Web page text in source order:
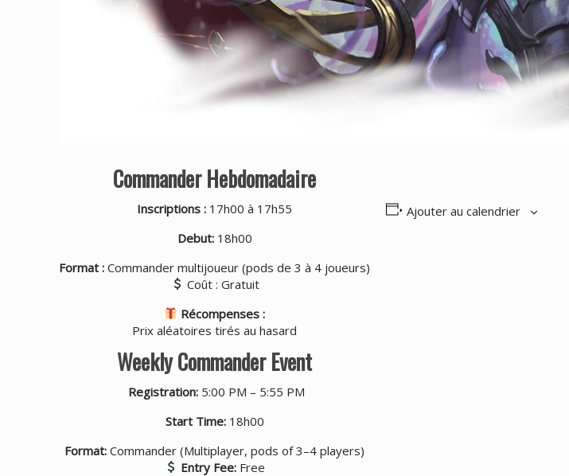
Commander Hebdomadaire
Inscriptions : 17h00 à 17h55
Debut:18h00
Format : Commander multijoueur (pods de 3 à 4 joueurs)
Coût : Gratuit
Récompenses :
Prix aléatoires tirés au hasard
Weekly Commander Event
Registration:5:00 PM – 5:55 PM
Start Time:18h00
Format: Commander (Multiplayer, pods of 3–4 players)
Entry Fee: Free
Ajouter au calendrier